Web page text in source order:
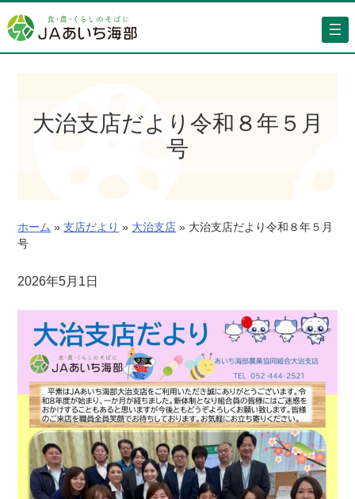
容
を
大治支店だより令和８年５月
号
ホーム » 支店だより » 大治支店 » 大治支店だより令和８年５月
号
2026年5月1日